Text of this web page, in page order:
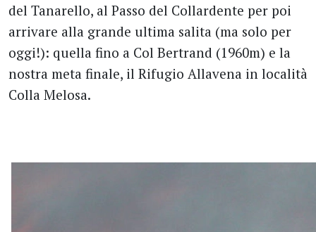
del Tanarello, al Passo del Collardente per poi
arrivare alla grande ultima salita (ma solo per
oggi!): quella fino a Col Bertrand (1960m) e la
nostra meta finale, il Rifugio Allavena in località
Colla Melosa.